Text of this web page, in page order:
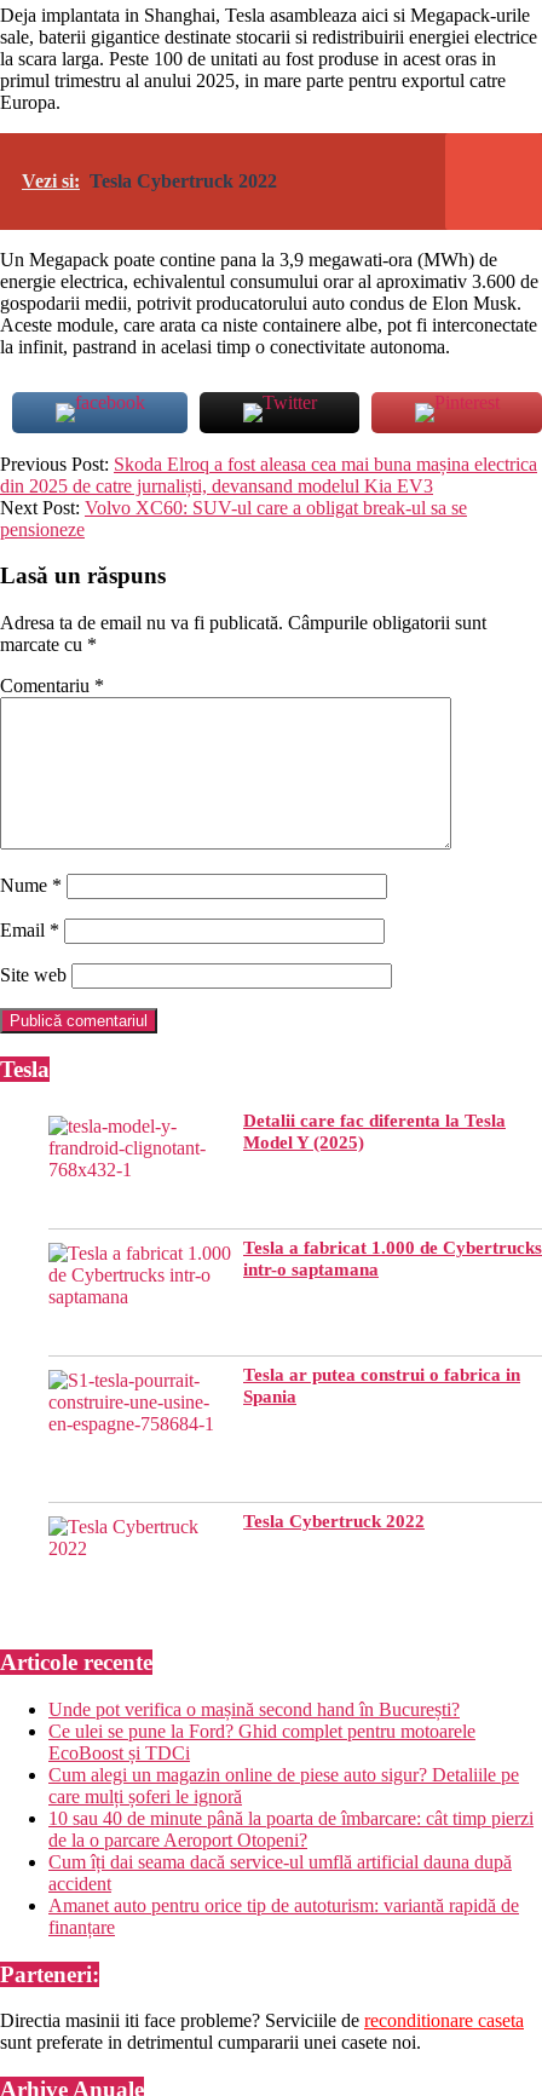
Deja implantata in Shanghai, Tesla asambleaza aici si Megapack-urile
sale, baterii gigantice destinate stocarii si redistribuirii energiei electrice
la scara larga. Peste 100 de unitati au fost produse in acest oras in
primul trimestru al anului 2025, in mare parte pentru exportul catre
Europa.
Vezi si: Tesla Cybertruck 2022
Un Megapack poate contine pana la 3,9 megawati-ora (MWh) de
energie electrica, echivalentul consumului orar al aproximativ 3.600 de
gospodarii medii, potrivit producatorului auto condus de Elon Musk.
Aceste module, care arata ca niste containere albe, pot fi interconectate
la infinit, pastrand in acelasi timp o conectivitate autonoma.
2025-
06-
29
Previous Post: Skoda Elroq a fost aleasa cea mai buna mașina electrica
din 2025 de catre jurnaliști, devansand modelul Kia EV3
Next Post: Volvo XC60: SUV-ul care a obligat break-ul sa se
pensioneze
Lasă un răspuns
Adresa ta de email nu va fi publicată. Câmpurile obligatorii sunt
marcate cu *
Comentariu *
Nume *
Email *
Site web
Tesla
Detalii care fac diferenta la Tesla
Model Y (2025)
Tesla a fabricat 1.000 de Cybertrucks
intr-o saptamana
Tesla ar putea construi o fabrica in
Spania
Tesla Cybertruck 2022
Articole recente
Unde pot verifica o mașină second hand în București?
Ce ulei se pune la Ford? Ghid complet pentru motoarele
EcoBoost și TDCi
Cum alegi un magazin online de piese auto sigur? Detaliile pe
care mulți șoferi le ignoră
10 sau 40 de minute până la poarta de îmbarcare: cât timp pierzi
de la o parcare Aeroport Otopeni?
Cum îți dai seama dacă service-ul umflă artificial dauna după
accident
Amanet auto pentru orice tip de autoturism: variantă rapidă de
finanțare
Parteneri:
Directia masinii iti face probleme? Serviciile de reconditionare caseta
sunt preferate in detrimentul cumpararii unei casete noi.
Arhive Anuale